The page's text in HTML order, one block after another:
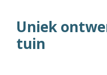
Uniek
tuin